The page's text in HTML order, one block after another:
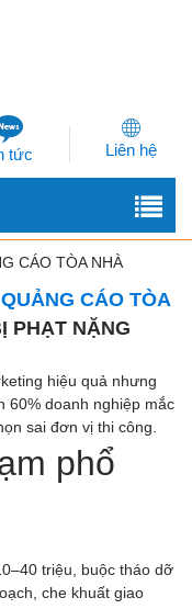
tức Liên hệ
CÁO TÒA NHÀ
CÁO TÒA
PHẠT NẶNG
hiệu quả nhưng
60% doanh nghiệp mắc
sai đơn vị thi công.
phổ
triệu, buộc tháo dỡ
che khuất giao